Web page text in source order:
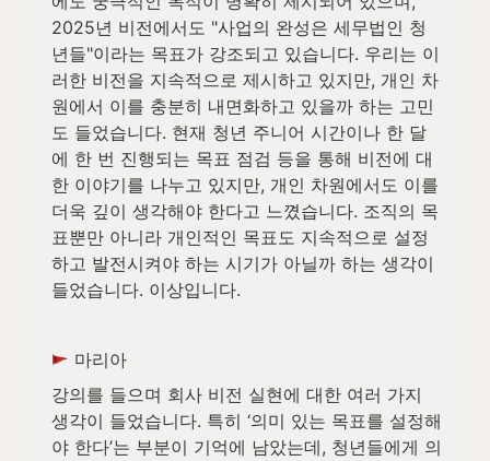
2025년 비전에서도 "사업의 완성은 세무법인 청
년들"이라는 목표가 강조되고 있습니다. 우리는 이
러한 비전을 지속적으로 제시하고 있지만, 개인 차
원에서 이를 충분히 내면화하고 있을까 하는 고민
도 들었습니다. 현재 청년 주니어 시간이나 한 달
에 한 번 진행되는 목표 점검 등을 통해 비전에 대
한 이야기를 나누고 있지만, 개인 차원에서도 이를
더욱 깊이 생각해야 한다고 느꼈습니다. 조직의 목
표뿐만 아니라 개인적인 목표도 지속적으로 설정
하고 발전시켜야 하는 시기가 아닐까 하는 생각이
들었습니다. 이상입니다.
마리아
강의를 들으며 회사 비전 실현에 대한 여러 가지
생각이 들었습니다. 특히 ‘의미 있는 목표를 설정해
야 한다’는 부분이 기억에 남았는데, 청년들에게 의